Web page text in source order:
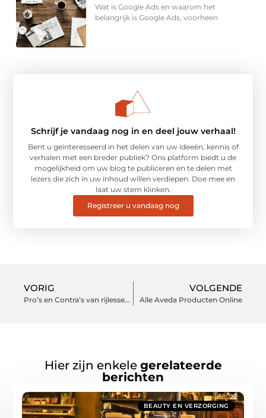
Wat is Google Ads en waarom het
belangrijk is Google Ads, voorheen
Schrijf je vandaag nog in en deel jouw verhaal!
Bent u geïnteresseerd in het delen van uw ideeën, kennis of
verhalen met een breder publiek? Ons platform biedt u de
mogelijkheid om uw blog te publiceren en te delen met
lezers die zich in uw inhoud willen verdiepen. Doe mee en
laat uw stem klinken.
Registreer u vandaag nog
VORIG
Pro’s en Contra’s van rijlessen met een automaat
VOLGENDE
Alle Aveda Producten Online
Hier zijn enkele gerelateerde
berichten
BEAUTY EN VERZORGING